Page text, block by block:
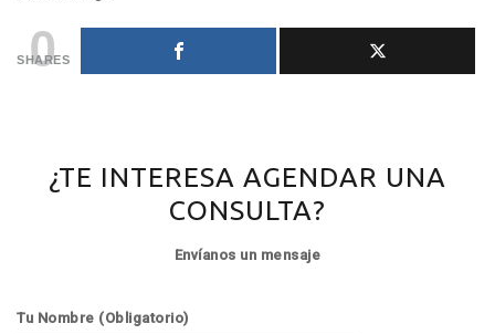
0
SHARES
¿TE INTERESA AGENDAR UNA
CONSULTA?
Envíanos un mensaje
Tu Nombre (Obligatorio)